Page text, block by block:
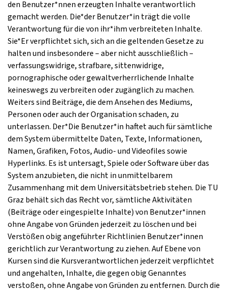
den Benutzer*nnen erzeugten Inhalte verantwortlich
gemacht werden. Die*der Benutzer*in trägt die volle
Verantwortung für die von ihr*ihm verbreiteten Inhalte.
Sie*Er verpflichtet sich, sich an die geltenden Gesetze zu
halten und insbesondere – aber nicht ausschließlich –
verfassungswidrige, strafbare, sittenwidrige,
pornographische oder gewaltverherrlichende Inhalte
keineswegs zu verbreiten oder zugänglich zu machen.
Weiters sind Beiträge, die dem Ansehen des Mediums,
Personen oder auch der Organisation schaden, zu
unterlassen. Der*Die Benutzer*in haftet auch für sämtliche
dem System übermittelte Daten, Texte, Informationen,
Namen, Grafiken, Fotos, Audio- und Videofiles sowie
Hyperlinks. Es ist untersagt, Spiele oder Software über das
System anzubieten, die nicht in unmittelbarem
Zusammenhang mit dem Universitätsbetrieb stehen. Die TU
Graz behält sich das Recht vor, sämtliche Aktivitäten
(Beiträge oder eingespielte Inhalte) von Benutzer*innen
ohne Angabe von Gründen jederzeit zu löschen und bei
Verstößen obig angeführter Richtlinien Benutzer*innen
gerichtlich zur Verantwortung zu ziehen. Auf Ebene von
Kursen sind die Kursverantwortlichen jederzeit verpflichtet
und angehalten, Inhalte, die gegen obig Genanntes
verstoßen, ohne Angabe von Gründen zu entfernen. Durch die